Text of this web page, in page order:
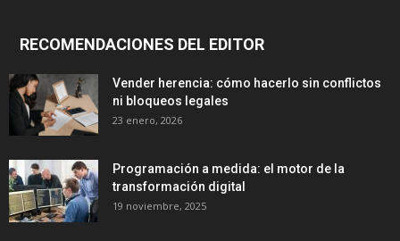
RECOMENDACIONES DEL EDITOR
Vender herencia: cómo hacerlo sin conflictos
ni bloqueos legales
23 enero, 2026
Programación a medida: el motor de la
transformación digital
19 noviembre, 2025